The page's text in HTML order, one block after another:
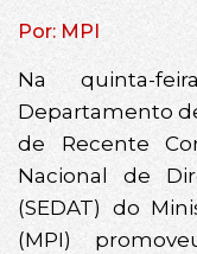
Por: MPI
Na quinta-
Departamento
de Recente
Nacional de
(SEDAT) do
(MPI)